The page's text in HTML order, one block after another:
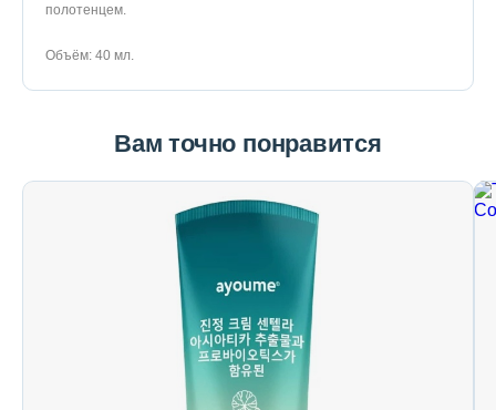
полотенцем.
Объём: 40 мл.
Вам точно понравится